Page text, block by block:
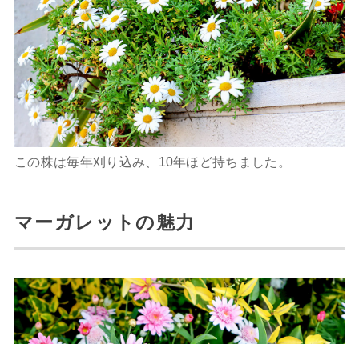
この株は毎年刈り込み、10年ほど持ちました。
マーガレットの魅力